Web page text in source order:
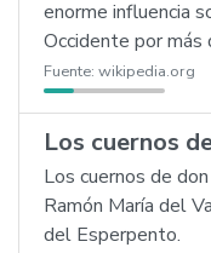
enorme influencia
Occidente por más
Fuente: wikipedia.org
Los cuernos
Los cuernos de
Ramón María del
del Esperpento.